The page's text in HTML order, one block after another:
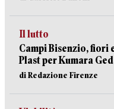
Il lutto
Campi Bisenzio, fiori
Plast per Kumara
di Redazione Firenze